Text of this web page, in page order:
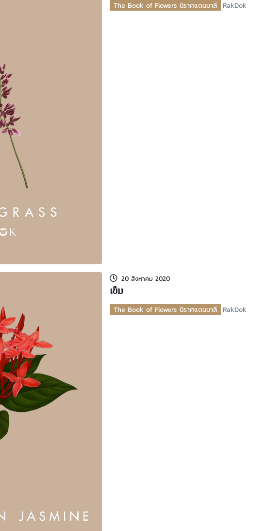
The Book of Flowers นิราศแดนมาลี RakDok
20 สิงหาคม 2020
เข็ม
The Book of Flowers นิราศแดนมาลี RakDok